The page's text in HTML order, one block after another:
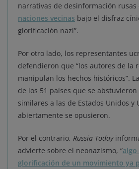
narrativas de desinformación rusas
naciones vecinas bajo el disfraz
glorificación nazi”.
Por otro lado, los representantes
defendieron que “los autores de la
manipulan los hechos históricos”.
de los 51 países que se
similares a las de Estados Unidos y
abiertamente se opusieron.
Por el contrario, Russia Today
advierte sobre el neonazismo, “algo
glorificación de un movimiento ya